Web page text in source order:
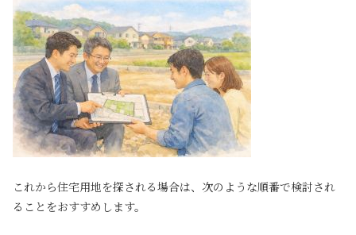
これから住宅用地を探される場合は、次のような順番で検討され
ることをおすすめします。